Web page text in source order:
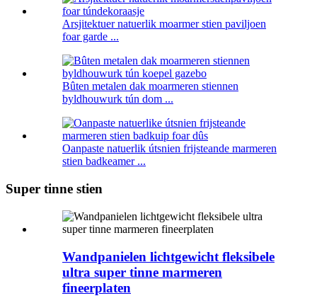
Arsjitektuer natuerlik moarmer stien paviljoen
foar garde ...
Bûten metalen dak moarmeren stiennen
byldhouwurk tún dom ...
Oanpaste natuerlik útsnien frijsteande marmeren
stien badkeamer ...
Super tinne stien
Wandpanielen lichtgewicht fleksibele
ultra super tinne marmeren
fineerplaten